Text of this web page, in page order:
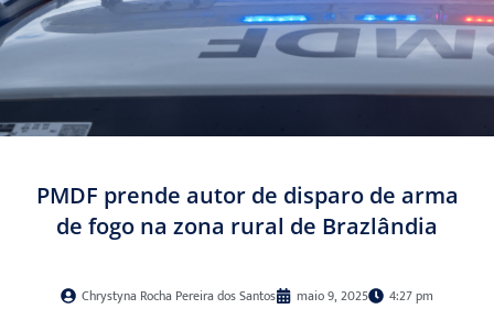
PMDF prende autor de disparo de arma
de fogo na zona rural de Brazlândia
Chrystyna Rocha Pereira dos Santos maio 9, 2025 4:27 pm